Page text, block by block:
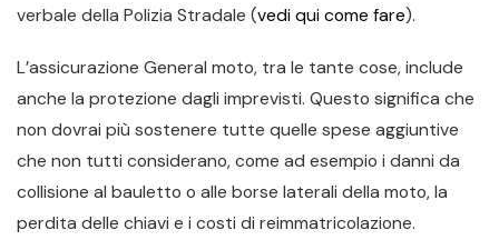
verbale della Polizia Stradale (vedi qui come fare).
L’assicurazione General moto, tra le tante cose, include
anche la protezione dagli imprevisti. Questo significa che
non dovrai più sostenere tutte quelle spese aggiuntive
che non tutti considerano, come ad esempio i danni da
collisione al bauletto o alle borse laterali della moto, la
perdita delle chiavi e i costi di reimmatricolazione.